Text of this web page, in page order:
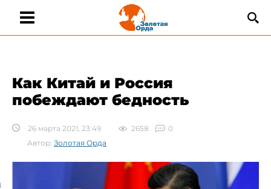
Как Китай и Россия
побеждают бедность
26 марта 2021, 23:49 2658
0
Автор: Золотая Орда